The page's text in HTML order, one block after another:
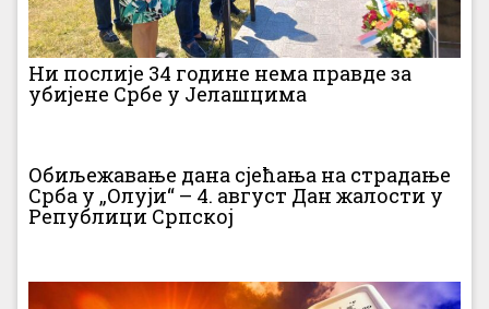
Ни послије 34 године нема правде за
убијене Србе у Јелашцима
Обиљежавање дана сјећања на страдање
Срба у „Олуји“ – 4. август Дан жалости у
Републици Српској